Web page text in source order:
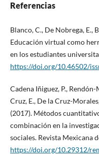
Referencias
Blanco, C., De Nobrega, E.,
Educación virtual como
en los estudiantes
https://doi.org/10.46502/
Cadena Iñiguez, P.,
Cruz, E., De la Cruz-
(2017). Métodos
combinación en la
sociales. Revista Mexicana
https://doi.org/10.29312/